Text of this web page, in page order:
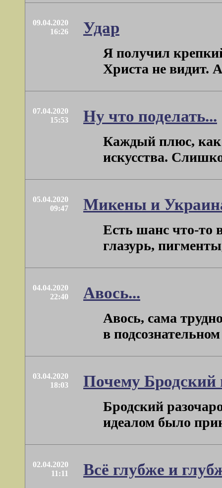
09.04.2020
16:26
Удар
Я получил
Христа не видит.
07.04.2020
15:53
Ну что поделать...
Каждый плюс, как
искусства.
05.04.2020
09:47
Микены и
Есть шанс что-то
глазурь,
04.04.2020
22:40
Авось...
Авось, сама
в
03.04.2020
18:03
Почему Бродский
Бродский
идеалом было
02.04.2020
11:11
Всё глубже и